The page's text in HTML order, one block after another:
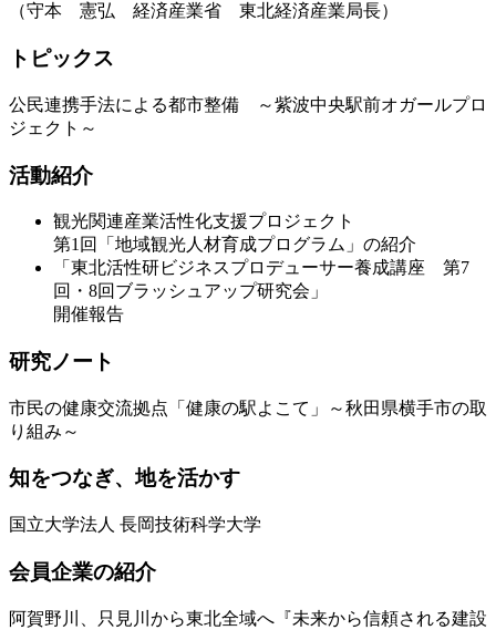
（守本 憲弘 経済産業省 東北経済産業局長）
トピックス
公民連携手法による都市整備 ～紫波中央駅前オガールプロ
ジェクト～
活動紹介
観光関連産業活性化支援プロジェクト
第1回「地域観光人材育成プログラム」の紹介
「東北活性研ビジネスプロデューサー養成講座 第7
回・8回ブラッシュアップ研究会」
開催報告
研究ノート
市民の健康交流拠点「健康の駅よこて」～秋田県横手市の取
り組み～
知をつなぎ、地を活かす
国立大学法人 長岡技術科学大学
会員企業の紹介
阿賀野川、只見川から東北全域へ『未来から信頼される建設